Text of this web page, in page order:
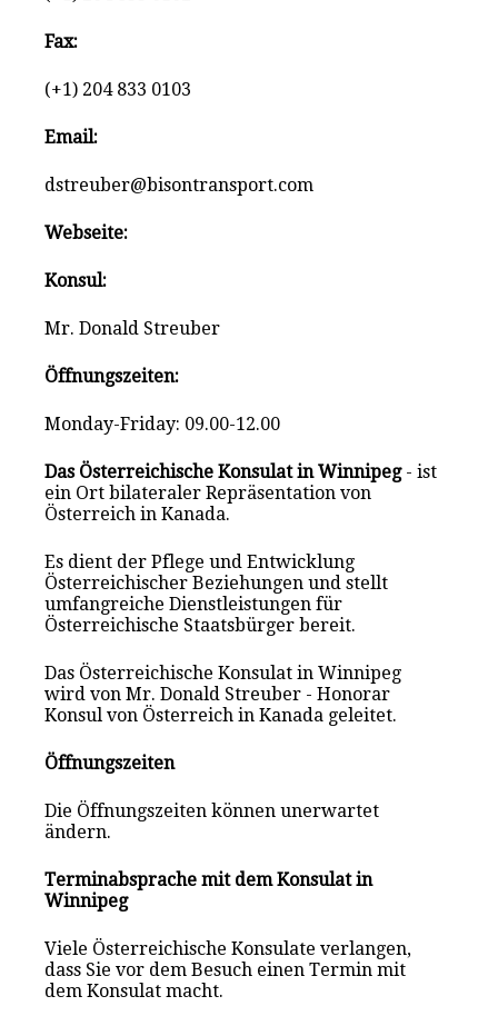
Fax:
(+1) 204 833 0103
Email:
dstreuber@bisontransport.com
Webseite:
Konsul:
Mr. Donald Streuber
Öffnungszeiten:
Monday-Friday: 09.00-12.00
Das Österreichische Konsulat in Winnipeg- ist
ein Ort bilateraler Repräsentation von
Österreich in Kanada.
Es dient der Pflege und Entwicklung
Österreichischer Beziehungen und stellt
umfangreiche Dienstleistungen für
Österreichische Staatsbürger bereit.
Das Österreichische Konsulat in Winnipeg
wird von Mr. Donald Streuber - Honorar
Konsul von Österreich in Kanada geleitet.
Öffnungszeiten
Die Öffnungszeiten können unerwartet
ändern.
Terminabsprache mit dem Konsulat in
Winnipeg
Viele Österreichische Konsulate verlangen,
dass Sie vor dem Besuch einen Termin mit
dem Konsulat macht.